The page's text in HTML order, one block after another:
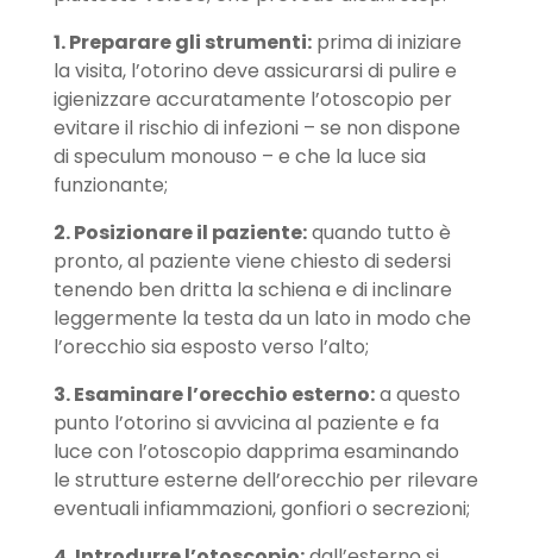
1. Preparare gli strumenti:prima di iniziare
la visita, l’otorino deve assicurarsi di pulire e
igienizzare accuratamente l’otoscopio per
evitare il rischio di infezioni – se non dispone
di speculum monouso – e che la luce sia
funzionante;
2. Posizionare il paziente:quando tutto è
pronto, al paziente viene chiesto di sedersi
tenendo ben dritta la schiena e di inclinare
leggermente la testa da un lato in modo che
l’orecchio sia esposto verso l’alto;
3. Esaminare l’orecchio esterno:a questo
punto l’otorino si avvicina al paziente e fa
luce con l’otoscopio dapprima esaminando
le strutture esterne dell’orecchio per rilevare
eventuali infiammazioni, gonfiori o secrezioni;